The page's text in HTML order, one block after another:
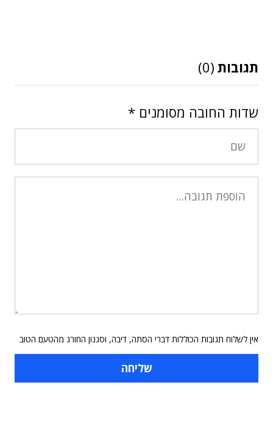
תגובות (0)
שדות החובה מסומנים *
אין לשלוח תגובות הכוללות דברי הסתה, דיבה, וסגנון החורג מהטעם הטוב